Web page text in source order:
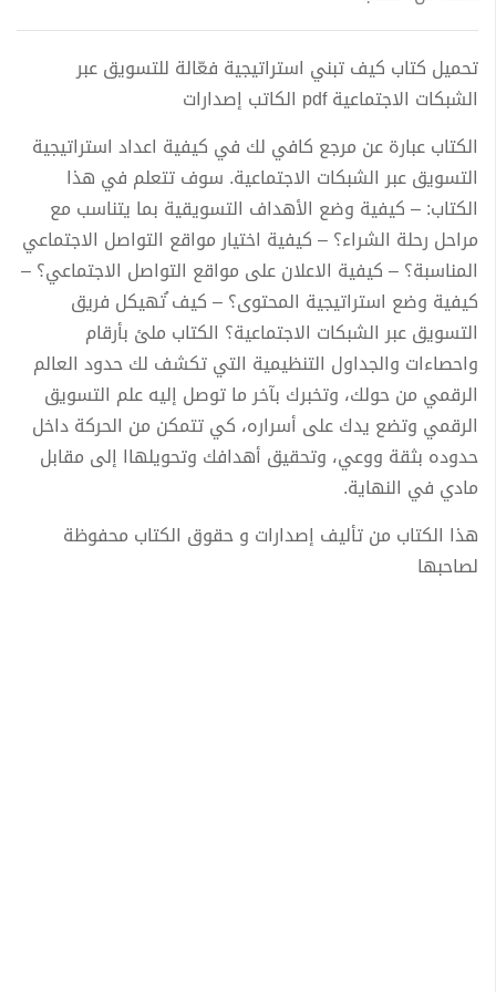
تحميل كتاب كيف تبني استراتيجية فعّالة للتسويق عبر
الشبكات الاجتماعية pdf الكاتب إصدارات
الكتاب عبارة عن مرجع كافي لك في كيفية اعداد استراتيجية
التسويق عبر الشبكات الاجتماعية. سوف تتعلم في هذا
الكتاب: – كيفية وضع الأهداف التسويقية بما يتناسب مع
مراحل رحلة الشراء؟ – كيفية اختيار مواقع التواصل الاجتماعي
المناسبة؟ – كيفية الاعلان على مواقع التواصل الاجتماعي؟ –
كيفية وضع استراتيجية المحتوى؟ – كيف ُتهيكل فريق
التسويق عبر الشبكات الاجتماعية؟ الكتاب ملئ بأرقام
واحصاءات والجداول التنظيمية التي تكشف لك حدود العالم
الرقمي من حولك، وتخبرك بآخر ما توصل إليه علم التسويق
الرقمي وتضع يدك على أسراره، كي تتمكن من الحركة داخل
حدوده بثقة ووعي، وتحقيق أهدافك وتحويلهاا إلى مقابل
مادي في النهاية.
هذا الكتاب من تأليف إصدارات و حقوق الكتاب محفوظة
لصاحبها